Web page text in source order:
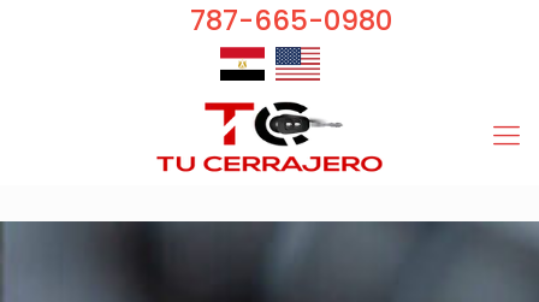
787-665-0980